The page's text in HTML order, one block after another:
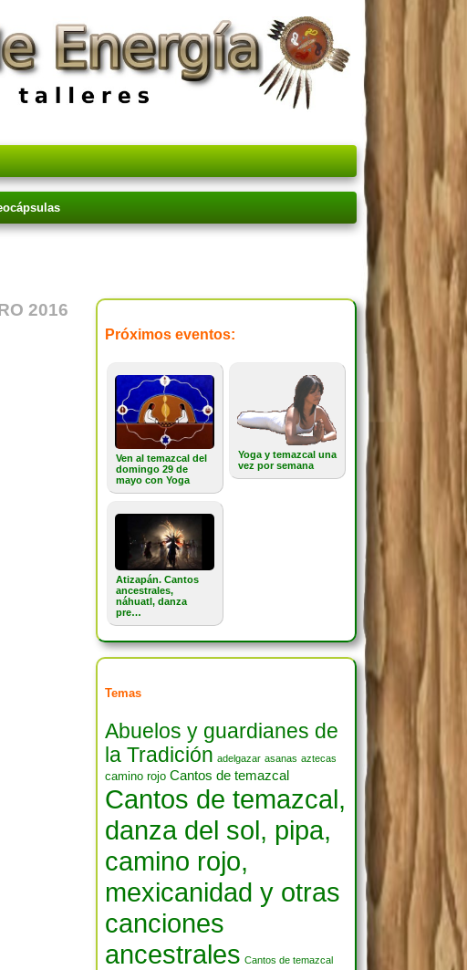
Adquiere nuestro libroTemazcal
en el vientre de la Madre Tierra
2016
Próximos eventos:
Ven al temazcal del
domingo 29 de
mayo con Yoga
Yoga y temazcal una
vez por semana
Atizapán. Cantos
ancestrales,
náhuatl, danza
pre…
Temas
Abuelos y guardianes de
la Tradición adelgazar asanas aztecas
camino rojo Cantos de temazcal
Cantos de temazcal,
danza del sol, pipa,
camino rojo,
mexicanidad y otras
canciones
ancestrales Cantos de temazcal